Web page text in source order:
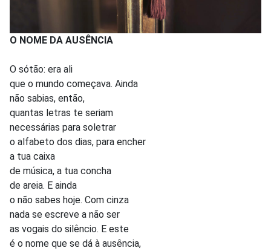
O NOME DA AUSÊNCIA
O sótão: era ali
que o mundo começava. Ainda
não sabias, então,
quantas letras te seriam
necessárias para soletrar
o alfabeto dos dias, para encher
a tua caixa
de música, a tua concha
de areia. E ainda
o não sabes hoje. Com cinza
nada se escreve a não ser
as vogais do silêncio. E este
é o nome que se dá à ausência,